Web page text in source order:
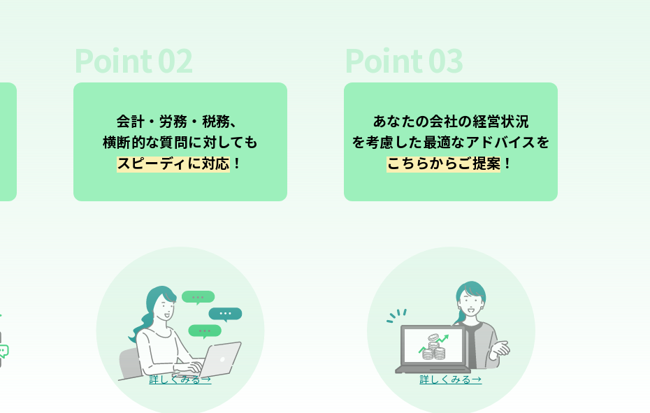
Point02
会計・労務・税務、
横断的な質問に対しても
スピーディに対応！
詳しくみる→
Point03
あなたの会社の経営状況
を考慮した最適なアドバイスを
こちらからご提案 ！
詳しくみる→